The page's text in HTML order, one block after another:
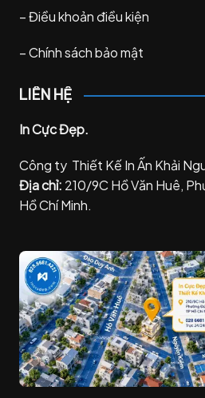
–Điều khoản điều kiện
–Chính sách bảo mật
LIÊN HỆ
In Cực Đẹp.
Công ty Thiết Kế In Ấn Khải
Địa chỉ: 210/9C Hồ Văn Huê,
Hồ Chí Minh.